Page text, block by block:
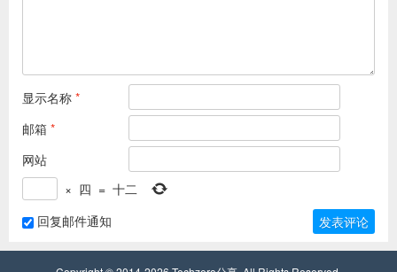
显示名称 *
邮箱 *
网站
× 四 = 十二
回复邮件通知